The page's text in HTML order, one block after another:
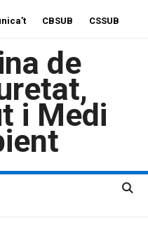
CBSUB CSSUB
de
i Medi